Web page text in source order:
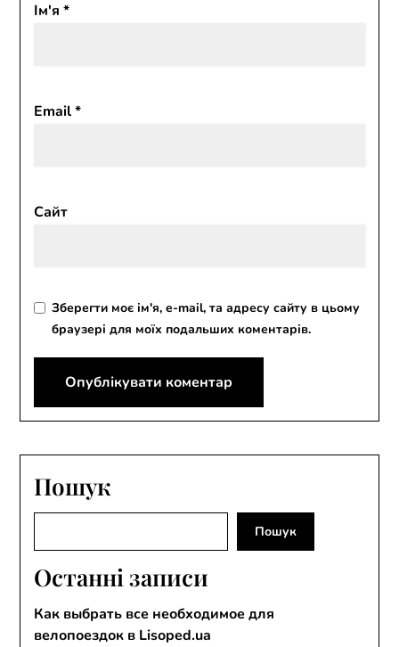
Ім'я*
Email*
Сайт
Зберегти моє ім'я, e-mail, та адресу сайту в цьому
браузері для моїх подальших коментарів.
Пошук
Пошук
Останні записи
Как выбрать все необходимое для
велопоездок в Lisoped.ua